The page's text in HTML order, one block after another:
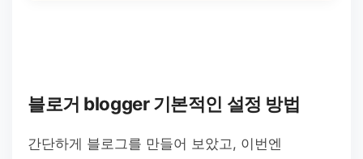
블로거 blogger 기본적인 설정 방법
간단하게 블로그를 만들어 보았고, 이번엔